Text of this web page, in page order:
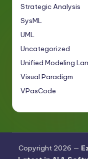
Strategic Analysis
SysML
UML
Uncategorized
Unified Modeling
Visual Paradigm
VPasCode
Copyright 2026 —